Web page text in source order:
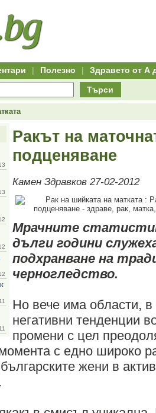
| Полезно | Здравето от А
Търси
Ракът на
подценяване
Камен Здравков 27-02-2012
Мрачните
дълги години
подхранване на
черногледство.
Но вече има области, в
негативни тенденции
промени с цел
с едно широко
жени в